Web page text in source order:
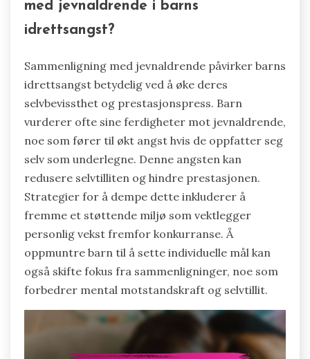
med jevnaldrende i barns
idrettsangst?
Sammenligning med jevnaldrende påvirker barns
idrettsangst betydelig ved å øke deres
selvbevissthet og prestasjonspress. Barn
vurderer ofte sine ferdigheter mot jevnaldrende,
noe som fører til økt angst hvis de oppfatter seg
selv som underlegne. Denne angsten kan
redusere selvtilliten og hindre prestasjonen.
Strategier for å dempe dette inkluderer å
fremme et støttende miljø som vektlegger
personlig vekst fremfor konkurranse. Å
oppmuntre barn til å sette individuelle mål kan
også skifte fokus fra sammenligninger, noe som
forbedrer mental motstandskraft og selvtillit.